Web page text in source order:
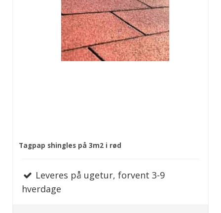
Tagpap shingles på 3m2 i rød
Leveres på ugetur, forvent 3-9
hverdage